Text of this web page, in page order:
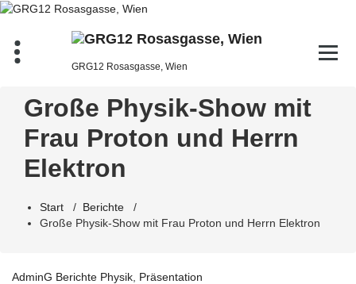
Zum
springen
GRG12 Rosasgasse, Wien
Große Physik-Show mit
Frau Proton und Herrn
Elektron
Start / Berichte /
Große Physik-Show mit Frau Proton und Herrn Elektron
AdminG Berichte Physik Präsentation